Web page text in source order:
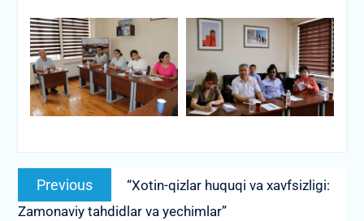
Post
menyusi
Previous
Previous
post:
“Xotin-qizlar huquqi va xavfsizligi:
Zamonaviy tahdidlar va yechimlar”